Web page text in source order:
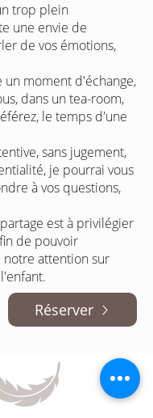
trop plein
une envie de
de vos émotions,
un moment d'échange,
dans un tea-room,
le temps d'une
sans jugement,
je pourrai vous
à vos questions,
est à privilégier
de pouvoir
notre attention sur
Réserver